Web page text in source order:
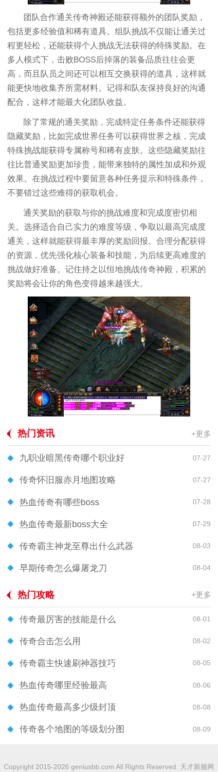
团队合作通关传奇神殿还能获得额外的团队奖励，
包括更多经验值和稀有道具。组队挑战不仅能让通关过
程更轻松，还能获得个人挑战无法获得的特殊奖励。在
多人模式下，击败BOSS后掉落的装备品质往往会更
高，而且队员之间还可以相互交换获得的道具，这样就
能更快地收集齐所需材料。记得和队友保持良好的沟通
配合，这样才能最大化团队收益。
除了常规的通关奖励，完成特定任务条件还能获得
隐藏奖励，比如完成世界任务可以获得世界之核，完成
特殊挑战能获得专属称号和稀有皮肤。这些隐藏奖励往
往比普通奖励更加珍贵，能带来独特的属性加成和外观
效果。在挑战过程中要留意各种任务提示和特殊条件，
不要错过这些难得的获取机会。
通关奖励的获取与你的挑战难度和完成度密切相
关。选择适合自己实力的难度等级，争取以最高完成度
通关，这样就能获得最丰厚的奖励回报。合理分配获得
的资源，优先强化核心装备和技能，为后续更高难度的
挑战做好准备。记住持之以恒地挑战传奇神殿，积累的
奖励将会让你的角色变得越来越强大。
热门资讯 +更多
九职业暗黑传奇哪个职业好 07-27
传奇怀旧服赤月地图攻略 07-27
热血传奇有哪些boss 07-28
热血传奇最新boss大全 07-29
传奇霸主神龙至尊出什么武器 08-03
早期传奇怎么爆屠龙刀 08-04
热门攻略 +更多
传奇最厉害的技能是什么 08-01
传奇合击怎么用 08-02
传奇霸主快速刷神器技巧 08-05
热血传奇哪里经验最高 08-06
热血传奇最高多少级封顶 08-08
传奇各个地图的等级划分图 08-09
Copyright 2015-2026 geniusbb.com All Rights Reserved. 天才新服网